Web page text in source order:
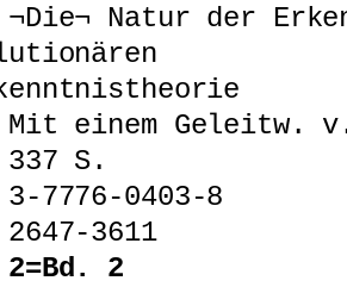
¬Die¬ Natur der
Mit einem Geleitw.
S.
2=Bd. 2